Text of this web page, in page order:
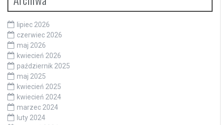
lipiec 2026
czerwiec 2026
maj 2026
kwiecień 2026
październik 2025
maj 2025
kwiecień 2025
kwiecień 2024
marzec 2024
luty 2024